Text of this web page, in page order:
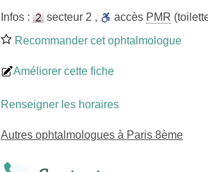
Infos : secteur 2 , accès PMR
Recommander cet ophtalmologue
Améliorer cette fiche
Renseigner les horaires
Autres ophtalmologues à Paris 8ème